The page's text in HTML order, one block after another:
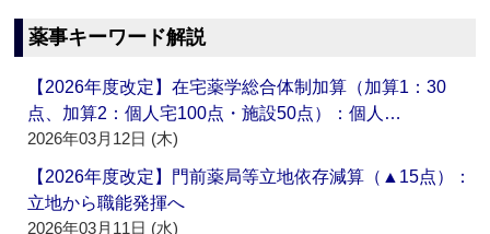
薬事キーワード解説
【2026年度改定】在宅薬学総合体制加算（加算1：30
点、加算2：個人宅100点・施設50点）：個人…
2026年03月12日 (木)
【2026年度改定】門前薬局等立地依存減算（▲15点）：
立地から職能発揮へ
2026年03月11日 (水)